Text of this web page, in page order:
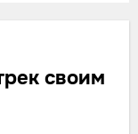
своим